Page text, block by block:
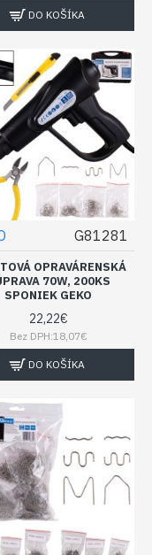
DO KOŠÍKA
G81281
OPRAVÁRENSKÁ
70W, 200KS
SPONIEK GEKO
22,22€
Bez DPH:18,07€
DO KOŠÍKA